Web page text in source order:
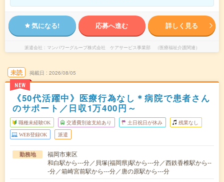
気になる! 応募へ進む 詳しく見る
派遣会社 マンパワーグループ株式会社 ケアサービス事業部 （医療福祉介護関連）
未読
NEW
掲載日 2026/08/05
《50代活躍中》医療行為なし＊病院で患者さん
のサポート／日収1万400円～
職種未経験OK 交通費別途支給あり 土日祝日が休み 残業なし
WEB登録OK 派遣
勤務地
福岡市東区
和白駅から---分／貝塚(福岡県)駅から---分／西鉄香椎駅から--
-分／箱崎宮前駅から---分／唐の原駅から---分